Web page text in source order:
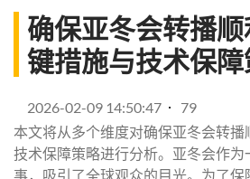
确保亚冬会转播
键措施与技术保
2026-02-09 14:50:47
79
本文将从多个维度对确保亚冬会转
技术保障策略进行分析。亚冬会作
事，吸引了全球观众的目光。为了